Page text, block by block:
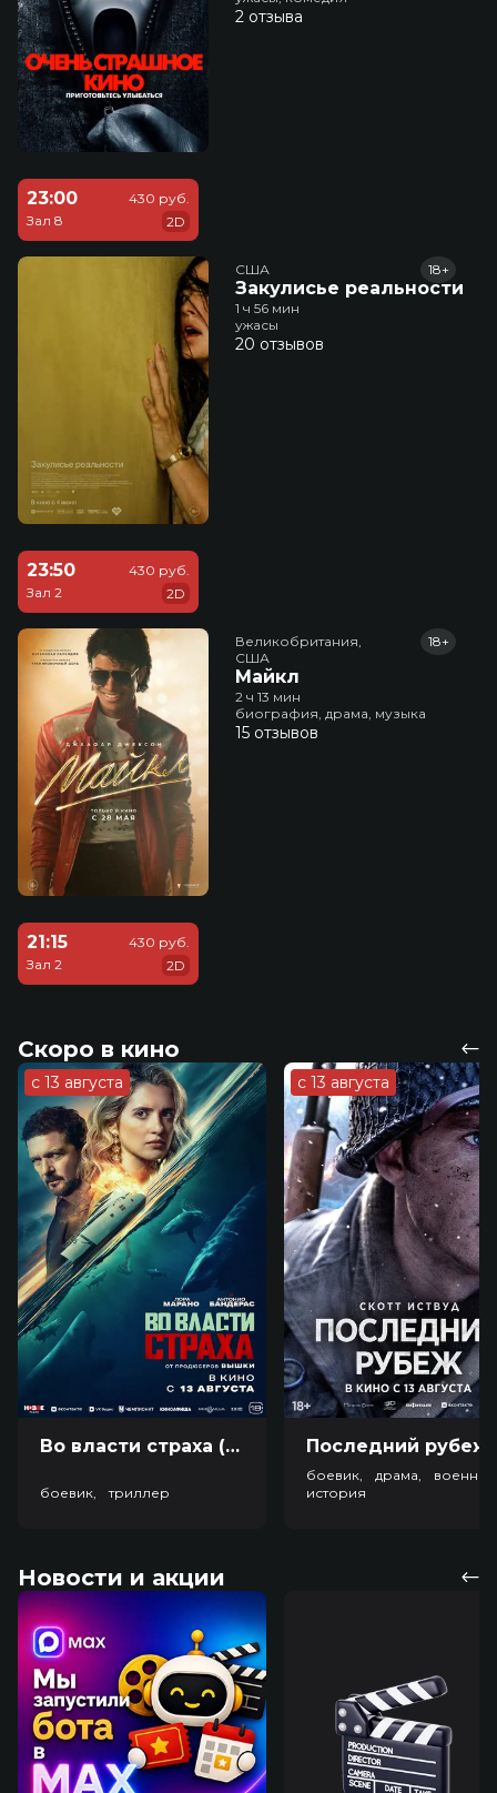
2 отзыва
23:00
Зал 8
430 руб.
2D
США
Закулисье реальности
18+
1 ч 56 мин
ужасы
20 отзывов
23:50
Зал 2
430 руб.
2D
Великобритания,
США
Майкл
18+
2 ч 13 мин
биография, драма, музыка
15 отзывов
21:15
Зал 2
430 руб.
2D
Скоро в кино
с 13 августа
Во власти страха (18+)
боевик, триллер
с 13 августа
боевик, драма,
история
Новости и акции